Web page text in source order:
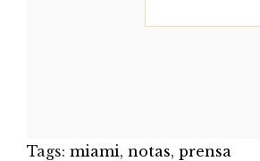
Tags: miami, notas, prensa